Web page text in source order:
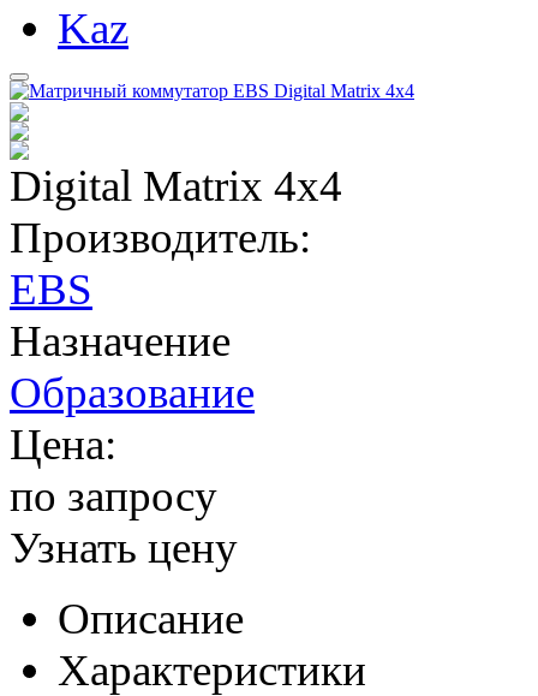
Kaz
Digital Matrix 4x4
Производитель:
EBS
Назначение
Образование
Цена:
по запросу
Узнать цену
Описание
Характеристики